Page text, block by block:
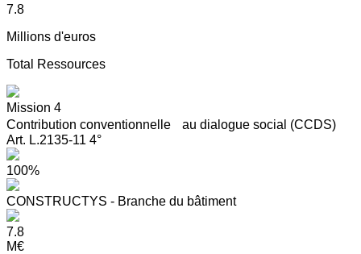
7.8
Millions d'euros
Total Ressources
Mission 4
Contribution conventionnelle au dialogue social (CCDS)
Art. L.2135-11 4°
100%
CONSTRUCTYS - Branche du bâtiment
7.8
M€